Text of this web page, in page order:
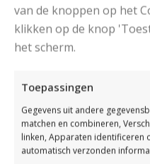
van de knoppen op het
klikken op de knop
het scherm.
Toepassingen
Gegevens uit andere
matchen en combineren,
linken, Apparaten identificeren
automatisch verzonden